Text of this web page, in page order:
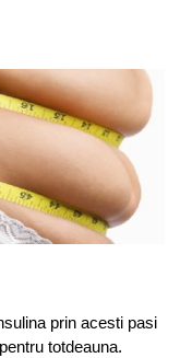
prin acesti pasi
totdeauna.